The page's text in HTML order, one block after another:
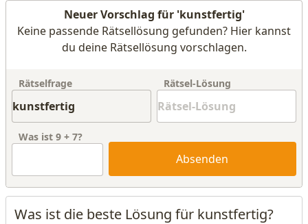
Neuer Vorschlag für 'kunstfertig'
Keine passende Rätsellösung gefunden? Hier kannst
du deine Rätsellösung vorschlagen.
Rätselfrage Rätsel-Lösung
Was ist 9 + 7?
Absenden
Was ist die beste Lösung für kunstfertig?